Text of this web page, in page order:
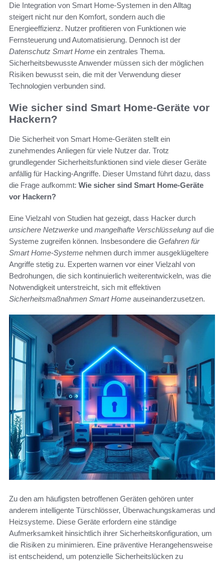
Die Integration von Smart Home-Systemen in den Alltag
steigert nicht nur den Komfort, sondern auch die
Energieeffizienz. Nutzer profitieren von Funktionen wie
Fernsteuerung und Automatisierung. Dennoch ist der
Datenschutz Smart Home ein zentrales Thema.
Sicherheitsbewusste Anwender müssen sich der möglichen
Risiken bewusst sein, die mit der Verwendung dieser
Technologien verbunden sind.
Wie sicher sind Smart Home-Geräte vor
Hackern?
Die Sicherheit von Smart Home-Geräten stellt ein
zunehmendes Anliegen für viele Nutzer dar. Trotz
grundlegender Sicherheitsfunktionen sind viele dieser Geräte
anfällig für Hacking-Angriffe. Dieser Umstand führt dazu, dass
die Frage aufkommt: Wie sicher sind Smart Home-Geräte
vor Hackern?
Eine Vielzahl von Studien hat gezeigt, dass Hacker durch
unsichere Netzwerke und mangelhafte Verschlüsselung auf die
Systeme zugreifen können. Insbesondere die Gefahren für
Smart Home-Systeme nehmen durch immer ausgeklügeltere
Angriffe stetig zu. Experten warnen vor einer Vielzahl von
Bedrohungen, die sich kontinuierlich weiterentwickeln, was die
Notwendigkeit unterstreicht, sich mit effektiven
Sicherheitsmaßnahmen Smart Home auseinanderzusetzen.
Zu den am häufigsten betroffenen Geräten gehören unter
anderem intelligente Türschlösser, Überwachungskameras und
Heizsysteme. Diese Geräte erfordern eine ständige
Aufmerksamkeit hinsichtlich ihrer Sicherheitskonfiguration, um
die Risiken zu minimieren. Eine präventive Herangehensweise
ist entscheidend, um potenzielle Sicherheitslücken zu